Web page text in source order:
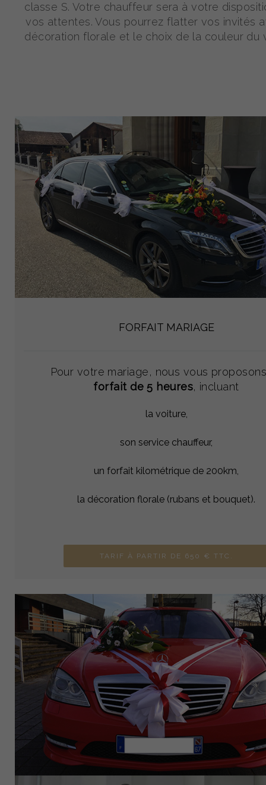
classe S. Votre chauffeur sera à votre
vos attentes. Vous pourrez flatter vos invités
décoration florale et le choix de la couleur du
FORFAIT MARIAGE
Pour votre mariage, nous vous
forfait de 5 heures, incluant
la voiture,
son service chauffeur,
un forfait kilométrique de 200km,
la décoration florale (rubans et bouquet).
TARIF À PARTIR DE 650 € TTC.